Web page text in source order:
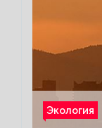
Экология